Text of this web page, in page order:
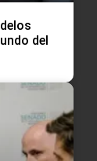
del